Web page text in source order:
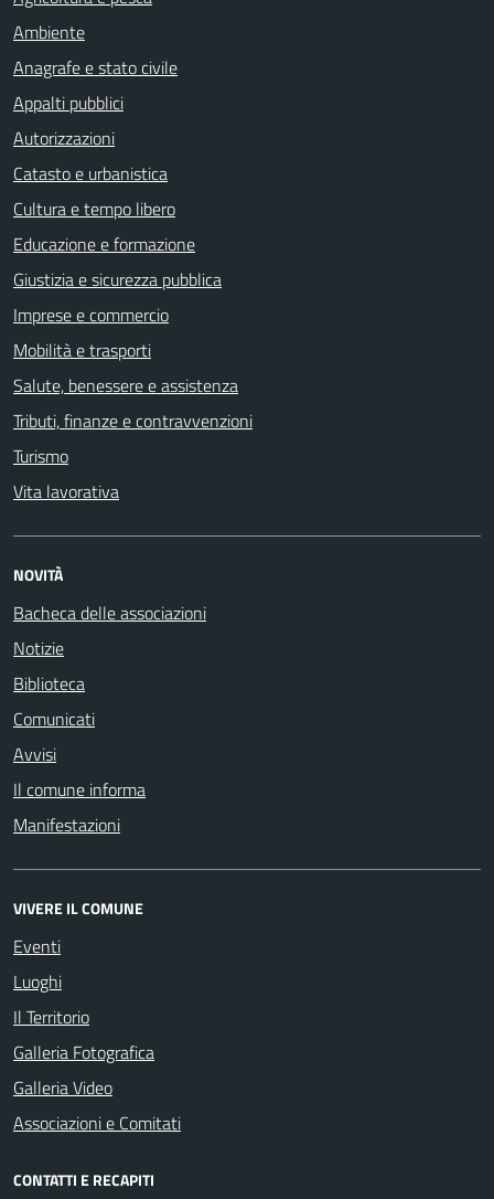
Ambiente
Anagrafe e stato civile
Appalti pubblici
Autorizzazioni
Catasto e urbanistica
Cultura e tempo libero
Educazione e formazione
Giustizia e sicurezza pubblica
Imprese e commercio
Mobilità e trasporti
Salute, benessere e assistenza
Tributi, finanze e contravvenzioni
Turismo
Vita lavorativa
NOVITÀ
Bacheca delle associazioni
Notizie
Biblioteca
Comunicati
Avvisi
Il comune informa
Manifestazioni
VIVERE IL COMUNE
Eventi
Luoghi
Il Territorio
Galleria Fotografica
Galleria Video
Associazioni e Comitati
CONTATTI E RECAPITI